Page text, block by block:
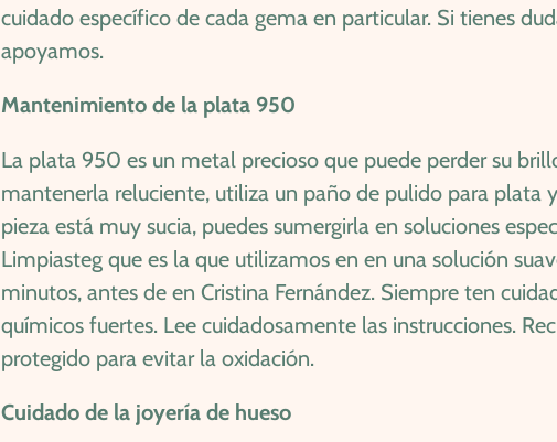
cuidado específico de cada gema en particular. Si tienes
apoyamos.
Mantenimiento de la plata 950
La plata 950 es un metal precioso que puede perder su
mantenerla reluciente, utiliza un paño de pulido para plata
pieza está muy sucia, puedes sumergirla en soluciones
Limpiasteg que es la que utilizamos en en una solución
minutos, antes de en Cristina Fernández. Siempre ten
químicos fuertes. Lee cuidadosamente las instrucciones.
protegido para evitar la oxidación.
Cuidado de la joyería de hueso